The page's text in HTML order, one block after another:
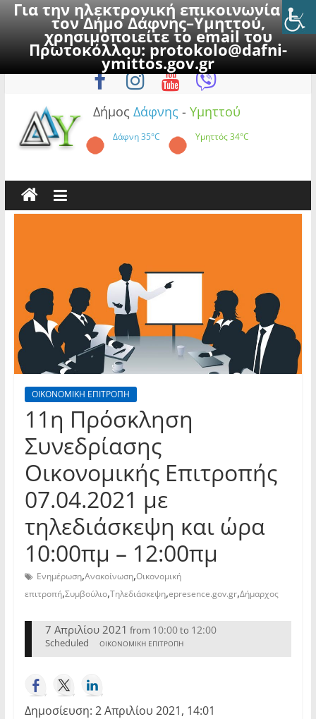
Για την ηλεκτρονική επικοινωνία με
τον Δήμο Δάφνης–Υμηττού,
χρησιμοποιείτε το email του
Πρωτοκόλλου:protokolo@dafni-
ymittos.gov.gr
to
Παρασκευή, 7 Αυγούστου 2026
Δήμος Δάφνης - Υμηττού
Δάφνη35°C Υμηττός34°C
ΟΙΚΟΝΟΜΙΚΗ ΕΠΙΤΡΟΠΗ
11η Πρόσκληση
Συνεδρίασης
Οικονομικής Επιτροπής
07.04.2021 με
τηλεδιάσκεψη και ώρα
10:00πμ – 12:00πμ
Ενημέρωση,Ανακοίνωση,Οικονομική
επιτροπή,Συμβούλιο,Τηλεδιάσκεψη,epresence.gov.gr,Δήμαρχος
7 Απριλίου 2021 from 10:00to 12:00
Scheduled ΟΙΚΟΝΟΜΙΚΗ ΕΠΙΤΡΟΠΗ
Δημοσίευση: 2 Απριλίου 2021, 14:01